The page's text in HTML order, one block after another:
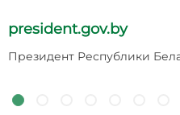
president.gov.by
Президент Республики